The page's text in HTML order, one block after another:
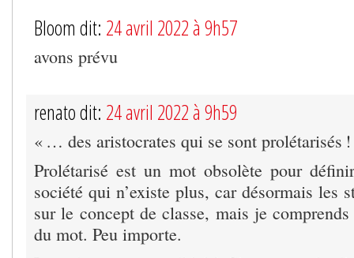
Bloom dit: 24 avril 2022 à 9h57
avons prévu
renato dit: 24 avril 2022 à 9h59
« … des aristocrates qui se sont prolétarisés !
Prolétarisé est un mot obsolète pour
société qui n’existe plus, car désormais les
sur le concept de classe, mais je comprends
du mot. Peu importe.